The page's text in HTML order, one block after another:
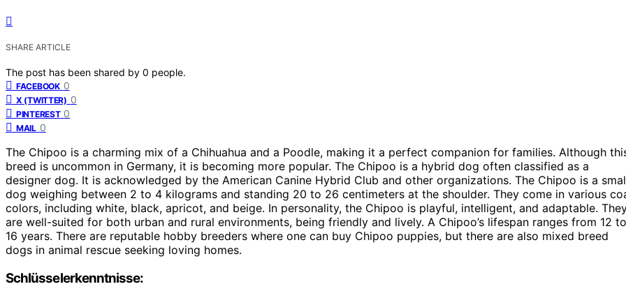
SHARE ARTICLE
The post has been shared by 0 people.
FACEBOOK 0
X (TWITTER) 0
PINTEREST 0
MAIL 0
The Chipoo is a charming mix of a Chihuahua and a Poodle, making it a perfect companion for families. Although
breed is uncommon in Germany, it is becoming more popular. The Chipoo is a hybrid dog often classified as a
designer dog. It is acknowledged by the American Canine Hybrid Club and other organizations. The Chipoo is a
dog weighing between 2 to 4 kilograms and standing 20 to 26 centimeters at the shoulder. They come in various
colors, including white, black, apricot, and beige. In personality, the Chipoo is playful, intelligent, and adaptable.
are well-suited for both urban and rural environments, being friendly and lively. A Chipoo’s lifespan ranges from 12 to
16 years. There are reputable hobby breeders where one can buy Chipoo puppies, but there are also mixed breed
dogs in animal rescue seeking loving homes.
Schlüsselerkenntnisse: